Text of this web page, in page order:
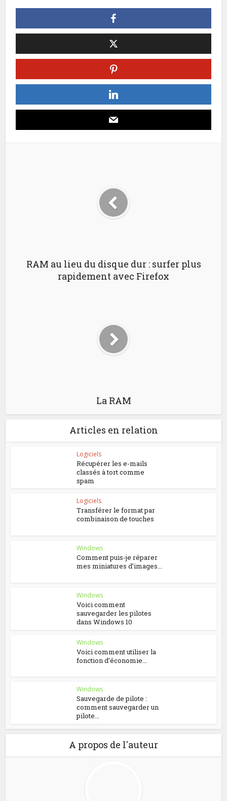
RAM au lieu du disque dur : surfer plus
rapidement avec Firefox
La RAM
Articles en relation
Logiciels
Récupérer les e-mails
classés à tort comme
spam
Logiciels
Transférer le format par
combinaison de touches
Windows
Comment puis-je réparer
mes miniatures d’images...
Windows
Voici comment
sauvegarder les pilotes
dans Windows 10
Windows
Voici comment utiliser la
fonction d’économie...
Windows
Sauvegarde de pilote :
comment sauvegarder un
pilote...
A propos de l'auteur